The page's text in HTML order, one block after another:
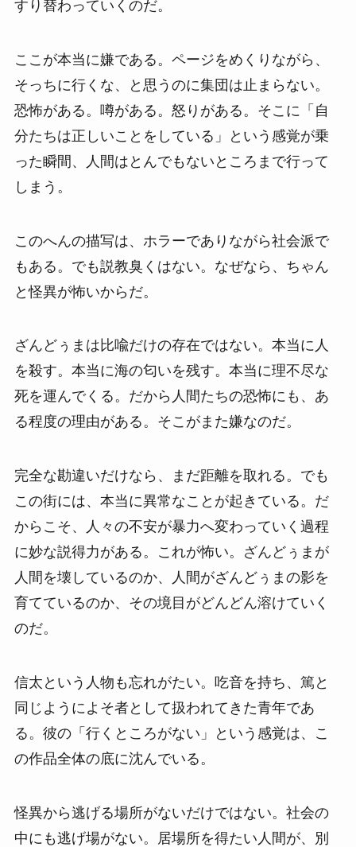
すり替わっていくのだ。
ここが本当に嫌である。ページをめくりながら、
そっちに行くな、と思うのに集団は止まらない。
恐怖がある。噂がある。怒りがある。そこに「自
分たちは正しいことをしている」という感覚が乗
った瞬間、人間はとんでもないところまで行って
しまう。
このへんの描写は、ホラーでありながら社会派で
もある。でも説教臭くはない。なぜなら、ちゃん
と怪異が怖いからだ。
ざんどぅまは比喩だけの存在ではない。本当に人
を殺す。本当に海の匂いを残す。本当に理不尽な
死を運んでくる。だから人間たちの恐怖にも、あ
る程度の理由がある。そこがまた嫌なのだ。
完全な勘違いだけなら、まだ距離を取れる。でも
この街には、本当に異常なことが起きている。だ
からこそ、人々の不安が暴力へ変わっていく過程
に妙な説得力がある。これが怖い。ざんどぅまが
人間を壊しているのか、人間がざんどぅまの影を
育てているのか、その境目がどんどん溶けていく
のだ。
信太という人物も忘れがたい。吃音を持ち、篤と
同じようによそ者として扱われてきた青年であ
る。彼の「行くところがない」という感覚は、こ
の作品全体の底に沈んでいる。
怪異から逃げる場所がないだけではない。社会の
中にも逃げ場がない。居場所を得たい人間が、別